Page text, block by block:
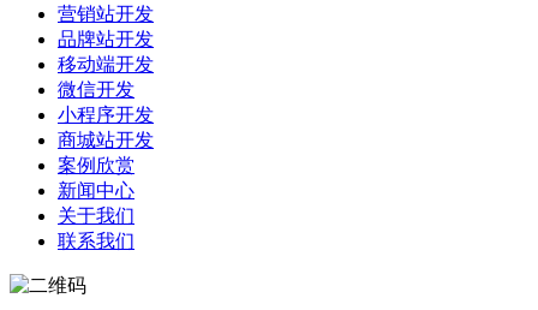
营销站开发
品牌站开发
移动端开发
微信开发
小程序开发
商城站开发
案例欣赏
新闻中心
关于我们
联系我们